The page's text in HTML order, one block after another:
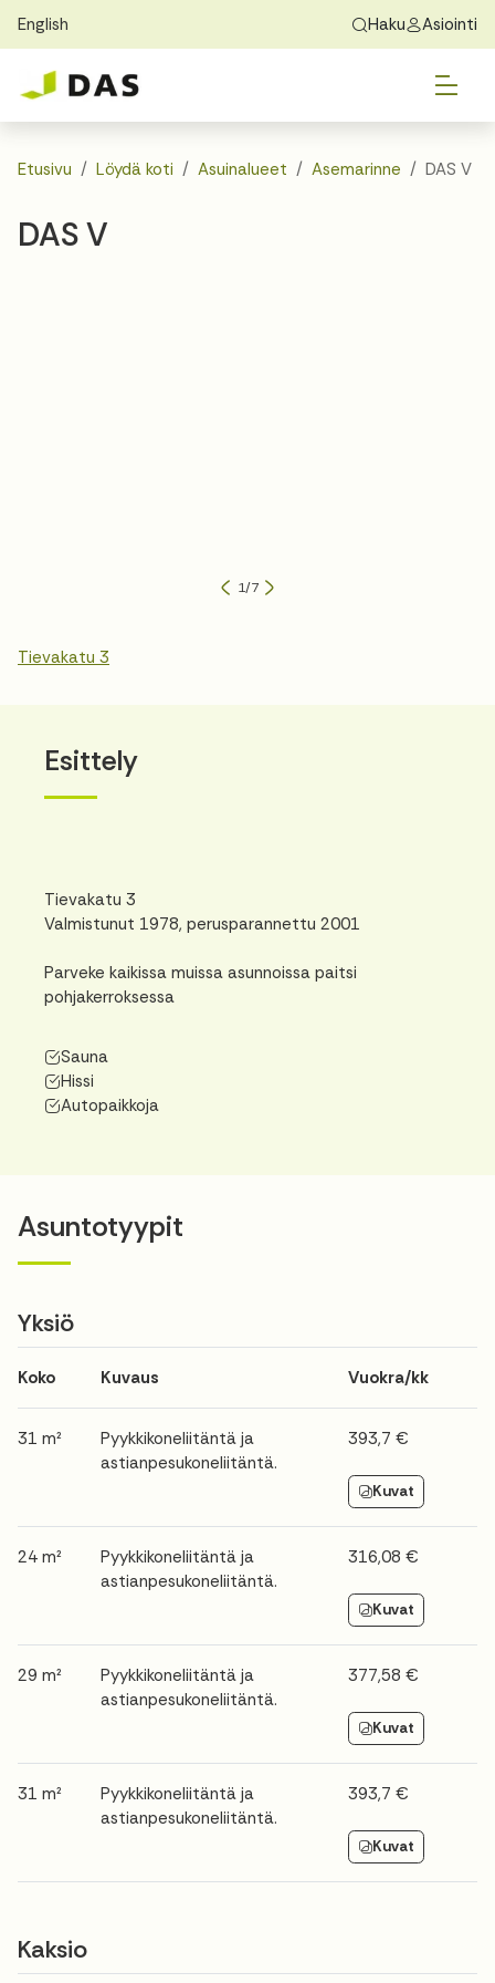
Skip to main content Skip to main navigation
English
Exchange Students
Tietoa DASista
Haku Asiointi
Löydä koti
Etusivu Löydä koti Asuinalueet Asemarinne DAS V
DAS V
Tievakatu 3
1/7
Esittely
Tievakatu 3
Valmistunut 1978, perusparannettu 2001
Parveke kaikissa muissa asunnoissa paitsi
pohjakerroksessa
Sauna
Hissi
Autopaikkoja
Asuntotyypit
Yksiö
Koko Kuvaus Vuokra/kk
31 m²
Pyykkikoneliitäntä ja
astianpesukoneliitäntä.
393,7 €
Kuvat
24 m²
Pyykkikoneliitäntä ja
astianpesukoneliitäntä.
316,08 €
Kuvat
29 m²
Pyykkikoneliitäntä ja
astianpesukoneliitäntä.
377,58 €
Kuvat
31 m²
Pyykkikoneliitäntä ja
astianpesukoneliitäntä.
393,7 €
Kuvat
Kaksio